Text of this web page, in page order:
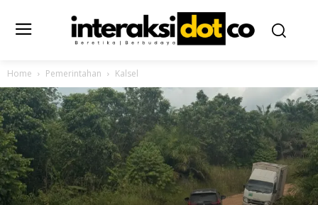
Home Pemerintahan Kalsel